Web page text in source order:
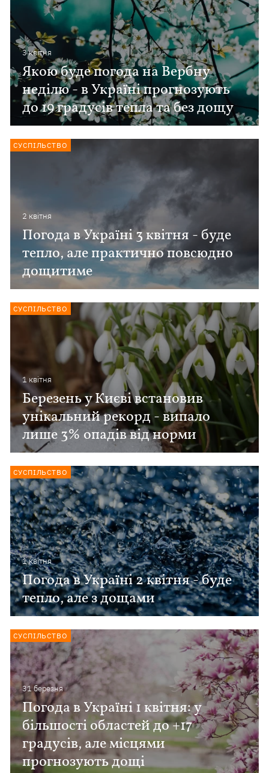
3 квiтня
Якою буде погода на Вербну
неділю - в Україні прогнозують
до 19 градусів тепла та без дощу
2 квiтня
Погода в Україні 3 квітня - буде
тепло, але практично повсюдно
дощитиме
СУСПІЛЬСТВО
1 квiтня
Березень у Києві встановив
унікальний рекорд - випало
лише 3% опадів від норми
СУСПІЛЬСТВО
1 квiтня
Погода в Україні 2 квітня - буде
тепло, але з дощами
СУСПІЛЬСТВО
31 березня
Погода в Україні 1 квітня: у
більшості областей до +17
градусів, але місцями
прогнозують дощі
СУСПІЛЬСТВО